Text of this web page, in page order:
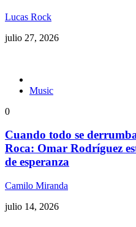
Lucas Rock
julio 27, 2026
Music
0
Cuando todo se
Roca: Omar Rodríguez
de esperanza
Camilo Miranda
julio 14, 2026